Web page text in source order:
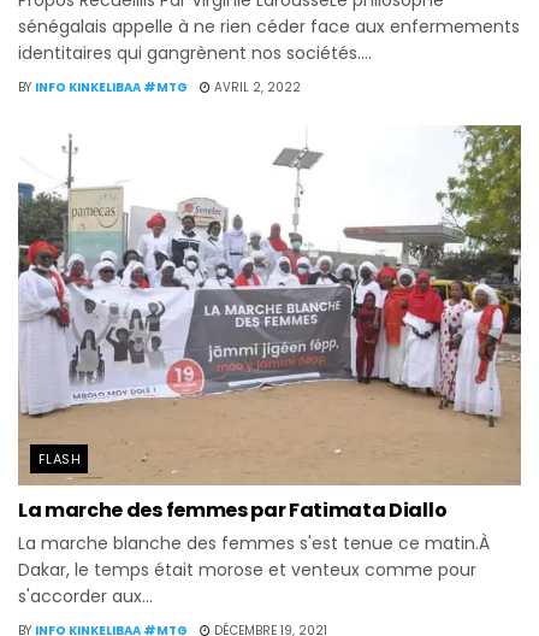
sénégalais appelle à ne rien céder face aux enfermements
identitaires qui gangrènent nos sociétés....
BY INFO KINKELIBAA #MTG AVRIL 2, 2022
FLASH
La marche des femmes par Fatimata Diallo
La marche blanche des femmes s'est tenue ce matin.À
Dakar, le temps était morose et venteux comme pour
s'accorder aux...
BY INFO KINKELIBAA #MTG DÉCEMBRE 19, 2021